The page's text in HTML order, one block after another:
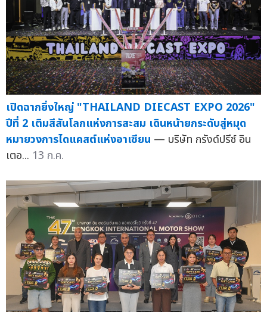
เปิดฉากยิ่งใหญ่ "THAILAND DIECAST EXPO 2026"
ปีที่ 2 เติมสีสันโลกแห่งการสะสม เดินหน้ายกระดับสู่หมุด
หมายวงการไดแคสต์แห่งอาเซียน — บริษัท กรังด์ปรีซ์ อิน
เตอ... 13 ก.ค.